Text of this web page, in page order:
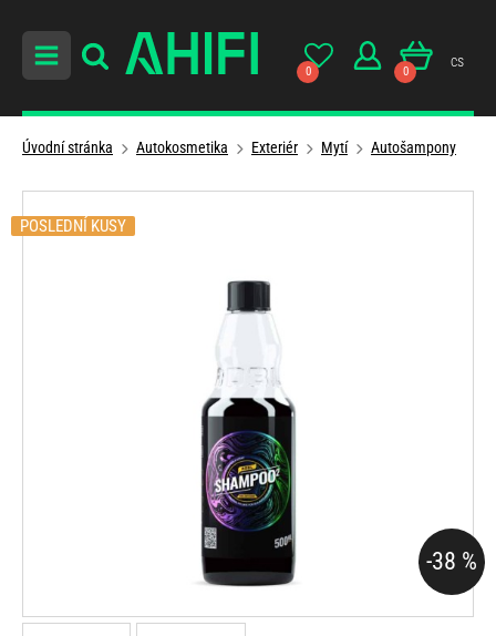
0 0
cs
Úvodní stránka Autokosmetika Exteriér Mytí Autošampony
-38 %
POSLEDNÍ KUSY